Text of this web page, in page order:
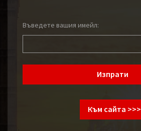
Въведете вашия имейл:
Изпрати
Към сайта >>>